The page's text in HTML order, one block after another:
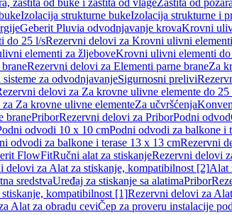
zaštita od buke i zaštita od vlageZaštita od požara
Izolacija strukturne bukeIzolacija strukturne i
Geberit Pluvia odvodnjavanje krovaKrovni
do 25 l/sRezervni delovi za Krovni ulivni
elementi za žljeboveKrovni ulivni elementi do
Rezervni delovi za Elementi parne braneZa
sisteme za odvodnjavanjeSigurnosni prelivi
delovi za Za krovne ulivne elemente do 25
Za krovne ulivne elementeZa učvršćenja
branePriborRezervni delovi za PriborPodni odvod
odvodi 10 x 10 cmPodni odvodi za balkone i
odvodi za balkone i terase 13 x 13 cmRezervni
FlowFitRučni alat za stiskanjeRezervni delovi
delovi za Alat za stiskanje, kompatibilnost [2]Alat
sredstvaUređaj za stiskanje sa alatimaPribor
kompatibilnost [1]Rezervni delovi za
Alat za obradu ceviČep za proveru instalacije